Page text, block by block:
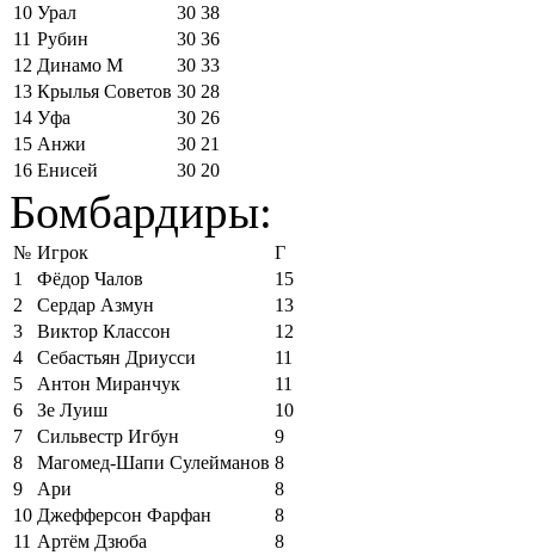
10 Урал 30 38
11 Рубин 30 36
12 Динамо М 30 33
13 Крылья Советов 30 28
14 Уфа 30 26
15 Анжи 30 21
16 Енисей 30 20
Бомбардиры:
№ Игрок
Г
1
Фёдор Чалов
15
2
Сердар Азмун
13
3
Виктор Классон
12
4
Себастьян Дриусси
11
5
Антон Миранчук
11
6
Зе Луиш
10
7
Сильвестр Игбун
9
8
Магомед-Шапи Сулейманов 8
9
Ари
8
10 Джефферсон Фарфан
8
11 Артём Дзюба
8